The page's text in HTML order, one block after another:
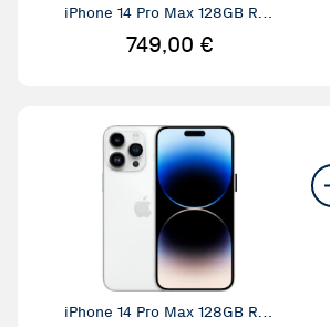
iPhone 14 Pro Max 128GB Rea
749,00 €
iPhone 14 Pro Max 128GB Rea